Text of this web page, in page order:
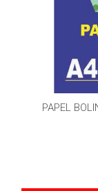
PAPEL